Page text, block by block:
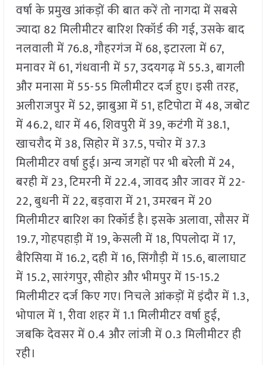
वर्षा के प्रमुख आंकड़ों की बात करें तो नागदा में सबसे
ज्यादा 82 मिलीमीटर बारिश रिकॉर्ड की गई, उसके बाद
नलवाली में 76.8, गौहरगंज में 68, इटारला में 67,
मनावर में 61, गंधवानी में 57, उदयगढ़ में 55.3, बागली
और मनासा में 55-55 मिलीमीटर दर्ज हुए। इसी तरह,
अलीराजपुर में 52, झाबुआ में 51, हटिपोटा में 48, जबोट
में 46.2, धार में 46, शिवपुरी में 39, कटंगी में 38.1,
खाचरौद में 38, सिहोर में 37.5, पचोर में 37.3
मिलीमीटर वर्षा हुई। अन्य जगहों पर भी बरेली में 24,
बरही में 23, टिमरनी में 22.4, जावद और जावर में 22-
22, बुधनी में 22, बड़वारा में 21, उमरबन में 20
मिलीमीटर बारिश का रिकॉर्ड है। इसके अलावा, सौसर में
19.7, गोहपहाड़ी में 19, केसली में 18, पिपलोदा में 17,
बैरिसिया में 16.2, दही में 16, सिंगौड़ी में 15.6, बालाघाट
में 15.2, सारंगपुर, सीहोर और भीमपुर में 15-15.2
मिलीमीटर दर्ज किए गए। निचले आंकड़ों में इंदौर में 1.3,
भोपाल में 1, रीवा शहर में 1.1 मिलीमीटर वर्षा हुई,
जबकि देवसर में 0.4 और लांजी में 0.3 मिलीमीटर ही
रही।